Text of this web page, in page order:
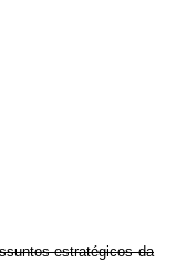
estratégicos da